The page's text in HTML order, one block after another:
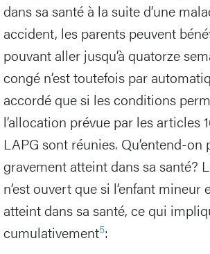
dans sa santé à la suite d’une
accident, les parents peuvent
pouvant aller jusqu’à quatorze
congé n’est toutefois par
accordé que si les conditions
l’allocation prévue par les articles
LAPG sont réunies. Qu’entend-on
gravement atteint dans sa santé?
n’est ouvert que si l’enfant mineur
atteint dans sa santé, ce qui
cumulativement5: